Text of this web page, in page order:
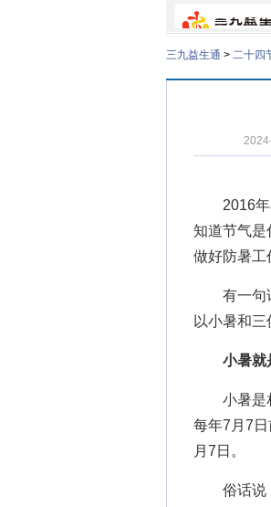
三九益生通 > 二十四
2016年小
知道节气是
做好防暑工
有一句话
以小暑和
小暑就
小暑是相
每年7月7日
月7日。
俗话说：